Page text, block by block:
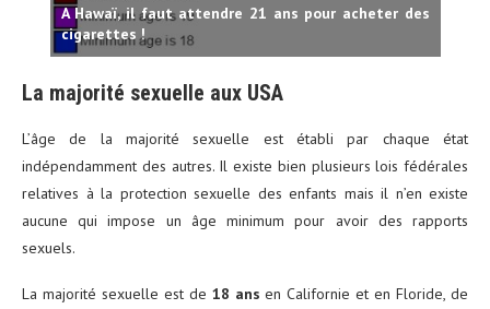
A Hawaï, il faut attendre 21 ans pour acheter des
cigarettes !
La majorité sexuelle aux USA
L’âge de la majorité sexuelle est établi par chaque état
indépendamment des autres. Il existe bien plusieurs lois fédérales
relatives à la protection sexuelle des enfants mais il n’en existe
aucune qui impose un âge minimum pour avoir des rapports
sexuels.
La majorité sexuelle est de 18 ans en Californie et en Floride, de